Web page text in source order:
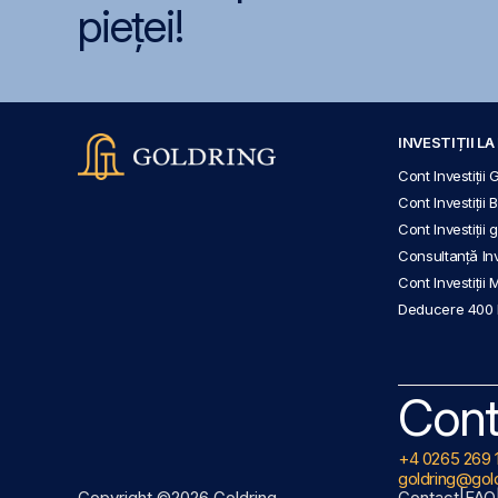
pieței!
INVESTIȚII LA
Cont Investiții
Cont Investiții
Cont Investiții
Consultanță
Cont Investiții
Deducere 400
+4 0265 269